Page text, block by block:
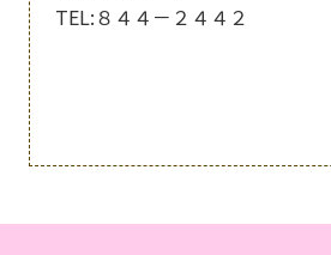
TEL:８４４－２４４２